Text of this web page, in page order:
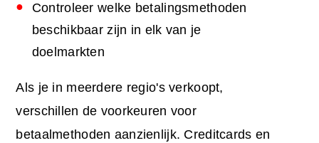
Controleer welke betalingsmethoden
beschikbaar zijn in elk van je
doelmarkten
Als je in meerdere regio's verkoopt,
verschillen de voorkeuren voor
betaalmethoden aanzienlijk. Creditcards en